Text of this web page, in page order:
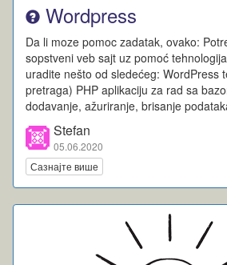
Wordpress
Da li moze pomoc zadatak, ovako:
sopstveni veb sajt uz pomoć
uradite nešto od sledećeg: WordPress
pretraga) PHP aplikaciju za rad sa
dodavanje, ažuriranje, brisanje
Stefan
05.06.2020
Сазнајте више